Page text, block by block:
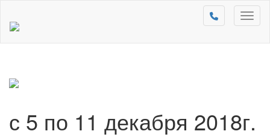
с 5 по 11 декабря 2018г.